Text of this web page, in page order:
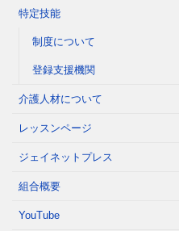
特定技能
制度について
登録支援機関
介護人材について
レッスンページ
ジェイネットプレス
組合概要
YouTube